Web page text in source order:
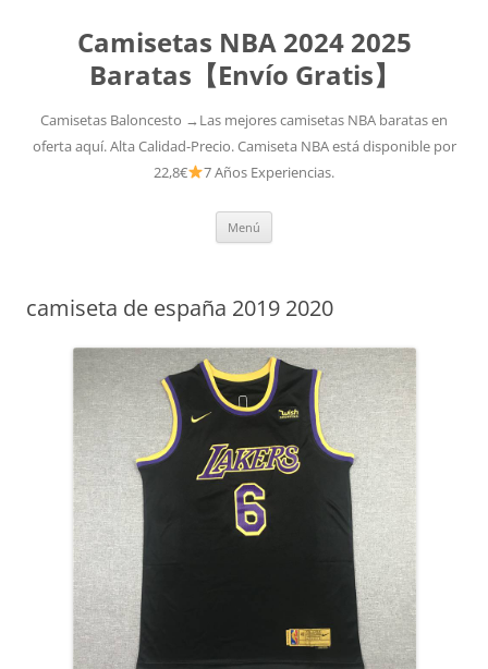
Camisetas NBA 2024 2025
Baratas【Envío Gratis】
Camisetas Baloncesto →Las mejores camisetas NBA baratas en
oferta aquí. Alta Calidad-Precio. Camiseta NBA está disponible por
22,8€
7 Años Experiencias.
Menú
camiseta de españa 2019 2020